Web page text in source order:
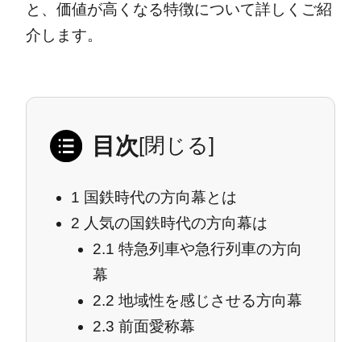
と、価値が高くなる特徴について詳しくご紹
介します。
目次[閉じる]
1 国鉄時代の方向幕とは
2 人気の国鉄時代の方向幕は
2.1 特急列車や急行列車の方向
幕
2.2 地域性を感じさせる方向幕
2.3 前面愛称幕